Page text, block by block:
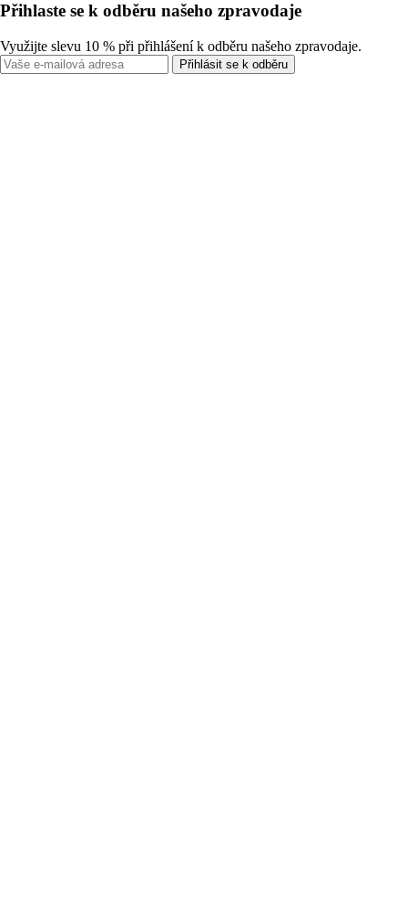
Přihlaste se k odběru našeho zpravodaje
Využijte slevu 10 % při přihlášení k odběru našeho zpravodaje.
Přihlásit se k odběru